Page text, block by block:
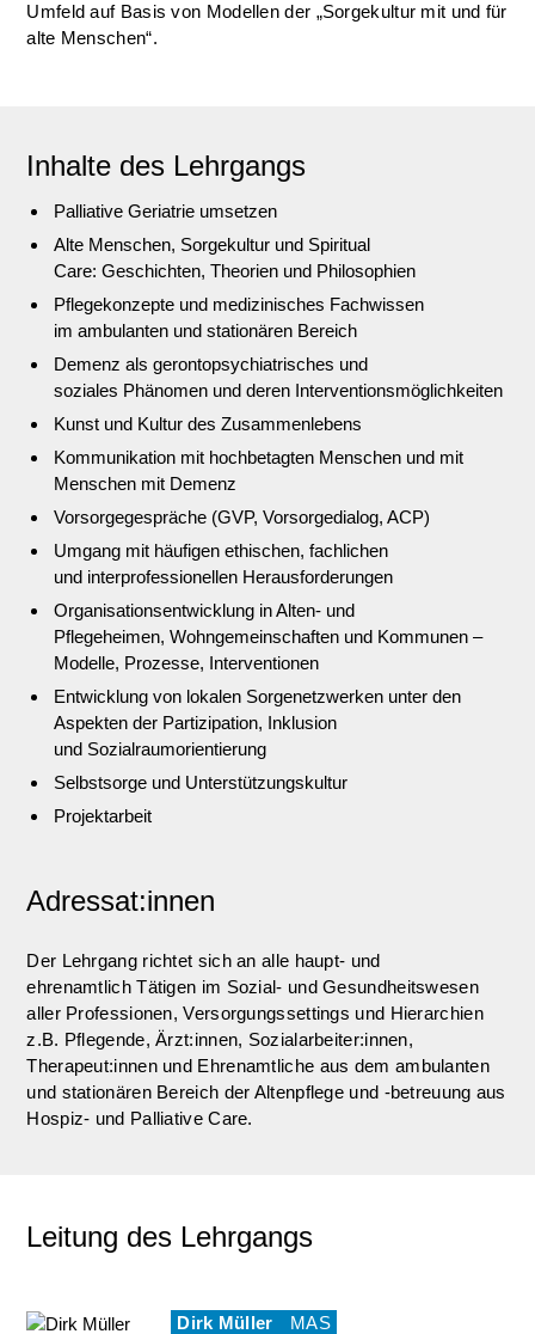
Umfeld auf Basis von Modellen der „Sorgekultur mit und für
alte Menschen“.
Inhalte des Lehrgangs
Palliative Geriatrie umsetzen
Alte Menschen, Sorgekultur und Spiritual
Care: Geschichten, Theorien und Philosophien
Pflegekonzepte und medizinisches Fachwissen
im ambulanten und stationären Bereich
Demenz als gerontopsychiatrisches und
soziales Phänomen und deren Interventionsmöglichkeiten
Kunst und Kultur des Zusammenlebens
Kommunikation mit hochbetagten Menschen und mit
Menschen mit Demenz
Vorsorgegespräche (GVP, Vorsorgedialog, ACP)
Umgang mit häufigen ethischen, fachlichen
und interprofessionellen Herausforderungen
Organisationsentwicklung in Alten- und
Pflegeheimen, Wohngemeinschaften und Kommunen –
Modelle, Prozesse, Interventionen
Entwicklung von lokalen Sorgenetzwerken unter den
Aspekten der Partizipation, Inklusion
und Sozialraumorientierung
Selbstsorge und Unterstützungskultur
Projektarbeit
Adressat:innen
Der Lehrgang richtet sich an alle haupt- und
ehrenamtlich Tätigen im Sozial- und Gesundheitswesen
aller Professionen, Versorgungssettings und Hierarchien
z.B. Pflegende, Ärzt:innen, Sozialarbeiter:innen,
Therapeut:innen und Ehrenamtliche aus dem ambulanten
und stationären Bereich der Altenpflege und -betreuung aus
Hospiz- und Palliative Care.
Leitung des Lehrgangs
Dirk Müller
MAS